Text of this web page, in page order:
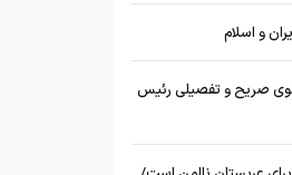
و اسلام
صریح و تفصیلی رئیس